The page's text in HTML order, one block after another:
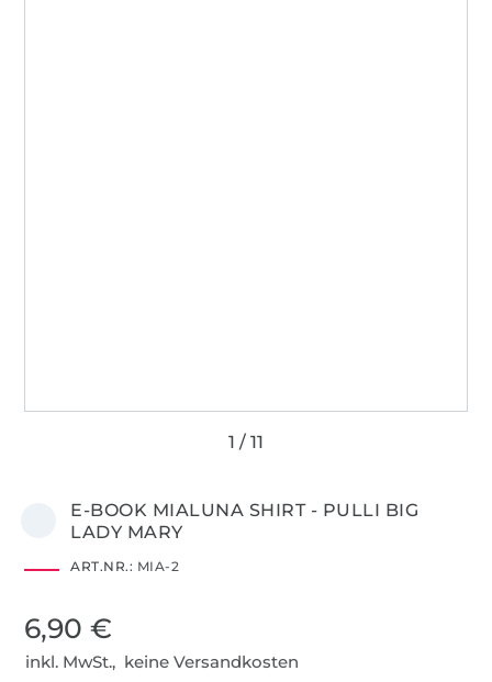
E-BOOK MIALUNA SHIRT - PULLI BIG
LADY MARY
ART.NR.: MIA-2
6,90 €
inkl. MwSt., keine Versandkosten